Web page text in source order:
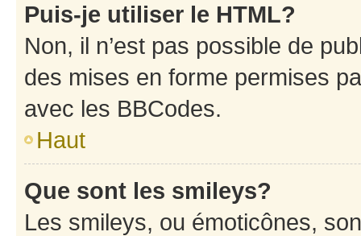
Puis-je utiliser le HTML?
Non, il n’est pas possible de
des mises en forme permises
avec les BBCodes.
Haut
Que sont les smileys?
Les smileys, ou émoticônes,